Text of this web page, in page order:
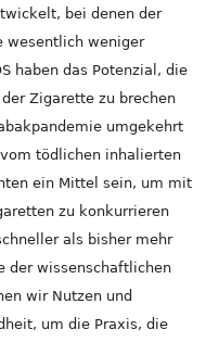
bei denen der
wesentlich weniger
haben das Potenzial, die
Zigarette zu brechen
umgekehrt
tödlichen inhalierten
ein Mittel sein, um mit
zu konkurrieren
als bisher mehr
der wissenschaftlichen
wir Nutzen und
um die Praxis, die